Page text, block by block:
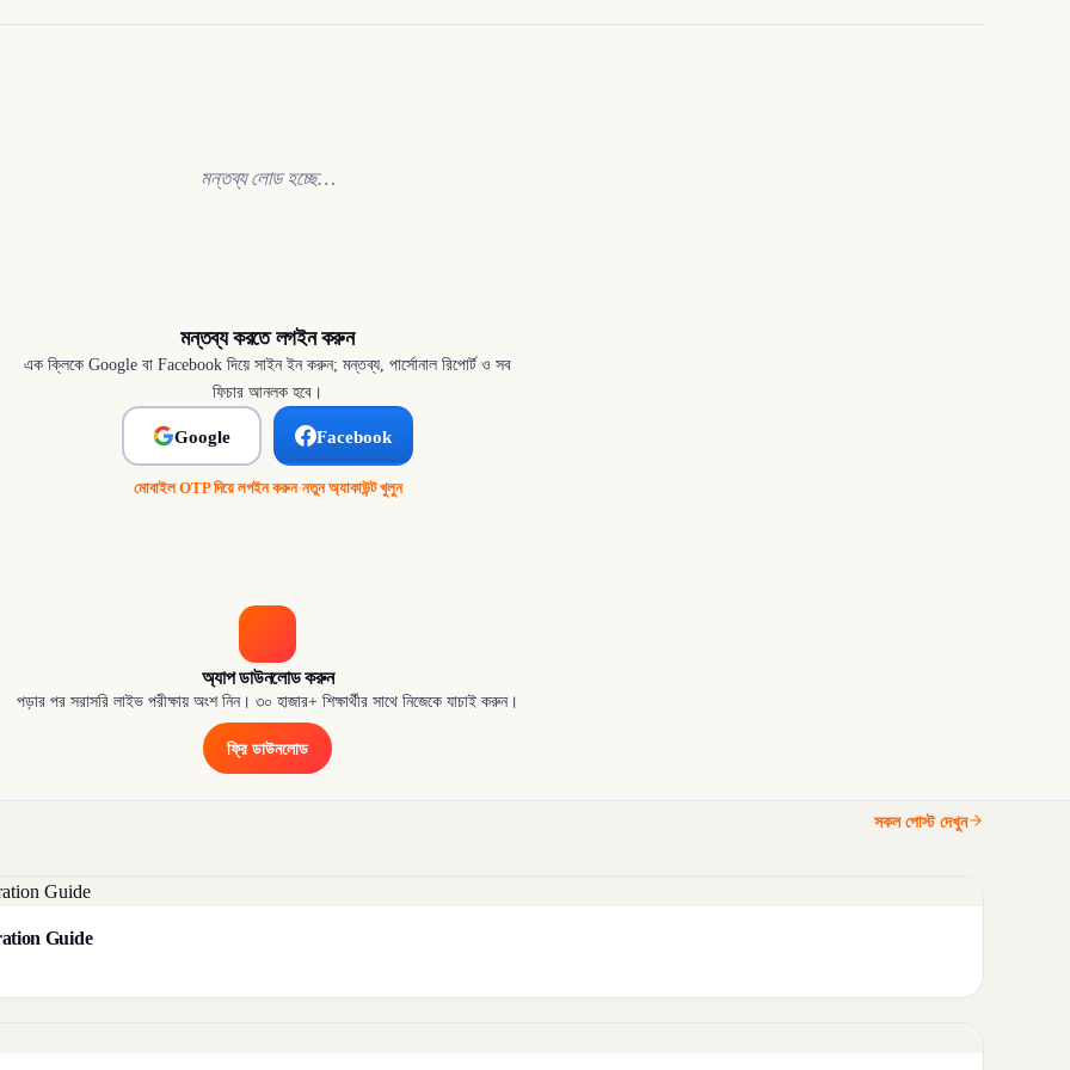
মন্তব্য লোড হচ্ছে…
মন্তব্য করতে লগইন করুন
এক ক্লিকে Google বা Facebook দিয়ে সাইন ইন করুন; মন্তব্য, পার্সোনাল রিপোর্ট ও সব
ফিচার আনলক হবে।
Google Facebook
মোবাইল OTP দিয়ে লগইন করুন·নতুন অ্যাকাউন্ট খুলুন
অ্যাপ ডাউনলোড করুন
পড়ার পর সরাসরি লাইভ পরীক্ষায় অংশ নিন। ৩০ হাজার+ শিক্ষার্থীর সাথে নিজেকে যাচাই করুন।
ফ্রি ডাউনলোড
সকল পোস্ট দেখুন
Guide